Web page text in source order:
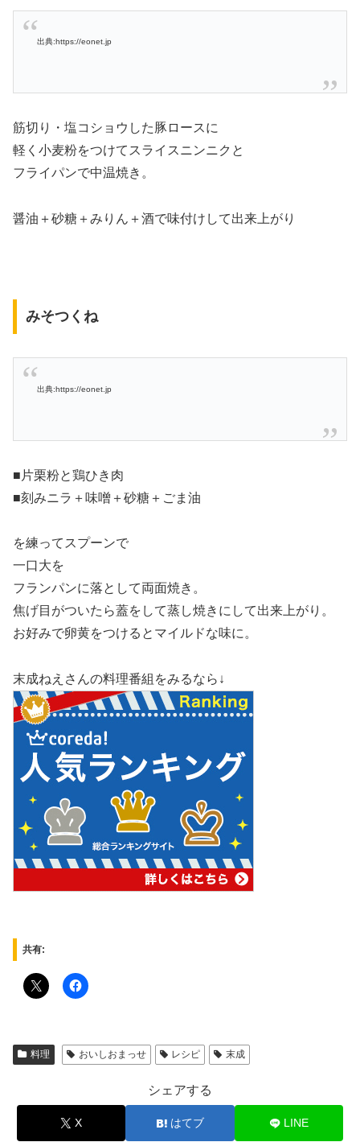
出典:https://eonet.jp
筋切り・塩コショウした豚ロースに
軽く小麦粉をつけてスライスニンニクと
フライパンで中温焼き。
醤油＋砂糖＋みりん＋酒で味付けして出来上がり
みそつくね
出典:https://eonet.jp
■片栗粉と鶏ひき肉
■刻みニラ＋味噌＋砂糖＋ごま油
を練ってスプーンで
一口大を
フランパンに落として両面焼き。
焦げ目がついたら蓋をして蒸し焼きにして出来上がり。
お好みで卵黄をつけるとマイルドな味に。
末成ねえさんの料理番組をみるなら↓
共有:
料理 おいしおまっせ レシピ 末成
シェアする
X はてブ LINE